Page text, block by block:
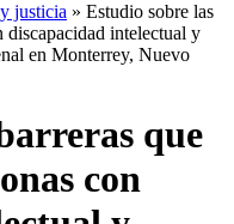
justicia » Estudio sobre las
discapacidad intelectual y
en Monterrey, Nuevo
que
con